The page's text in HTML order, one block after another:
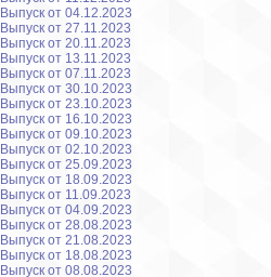
Выпуск от 04.12.2023
Выпуск от 27.11.2023
Выпуск от 20.11.2023
Выпуск от 13.11.2023
Выпуск от 07.11.2023
Выпуск от 30.10.2023
Выпуск от 23.10.2023
Выпуск от 16.10.2023
Выпуск от 09.10.2023
Выпуск от 02.10.2023
Выпуск от 25.09.2023
Выпуск от 18.09.2023
Выпуск от 11.09.2023
Выпуск от 04.09.2023
Выпуск от 28.08.2023
Выпуск от 21.08.2023
Выпуск от 18.08.2023
Выпуск от 08.08.2023